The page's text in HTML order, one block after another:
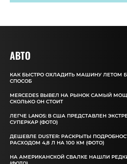
АВТО
КАК БЫСТРО ОХЛАДИТЬ МАШИНУ ЛЕТОМ
СПОСОБ
MERCEDES ВЫВЕЛ НА РЫНОК САМЫЙ
СКОЛЬКО ОН СТОИТ
ЛЕГЧЕ LANOS: В США ПРЕДСТАВЛЕН
СУПЕРКАР (ФОТО)
ДЕШЕВЛЕ DUSTER: РАСКРЫТЫ
РАСХОДОМ 4,8 Л НА 100 КМ (ФОТО)
НА АМЕРИКАНСКОЙ СВАЛКЕ НАШЛИ РЕДКИЙ